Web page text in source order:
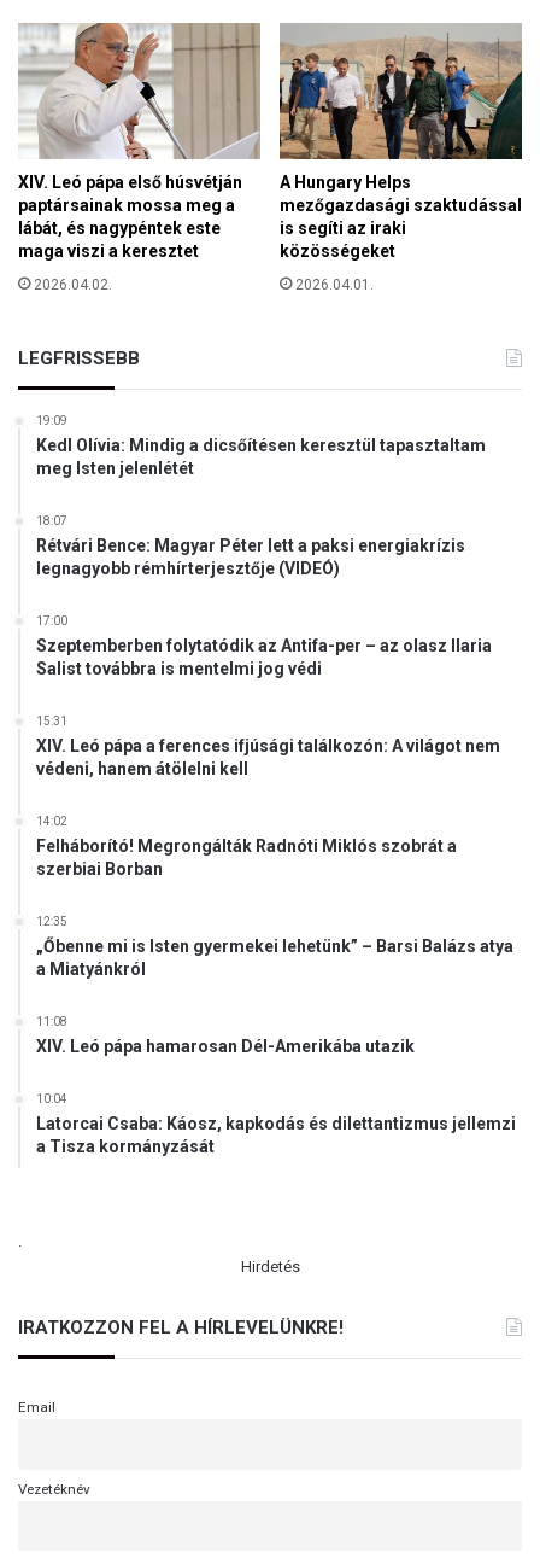
m
i
u
á
n
f
e
l
m
e
e
t
e
t
e
F
ü
ö
p
t
a
á
l
XIV. Leó pápa első húsvétján
paptársainak mossa meg a
lábát, és nagypéntek este
maga viszi a keresztet
2026.04.02.
A Hungary Helps
mezőgazdasági szaktudással
is segíti az iraki
közösségeket
2026.04.01.
LEGFRISSEBB
19:09
Kedl Olívia: Mindig a dicsőítésen keresztül tapasztaltam
meg Isten jelenlétét
18:07
Rétvári Bence: Magyar Péter lett a paksi energiakrízis
legnagyobb rémhírterjesztője (VIDEÓ)
17:00
Szeptemberben folytatódik az Antifa-per – az olasz Ilaria
Salist továbbra is mentelmi jog védi
15:31
XIV. Leó pápa a ferences ifjúsági találkozón: A világot nem
védeni, hanem átölelni kell
14:02
Felháborító! Megrongálták Radnóti Miklós szobrát a
szerbiai Borban
12:35
„Őbenne mi is Isten gyermekei lehetünk” – Barsi Balázs atya
a Miatyánkról
11:08
XIV. Leó pápa hamarosan Dél-Amerikába utazik
10:04
Latorcai Csaba: Káosz, kapkodás és dilettantizmus jellemzi
a Tisza kormányzását
.
Hirdetés
IRATKOZZON FEL A HÍRLEVELÜNKRE!
Email
Vezetéknév